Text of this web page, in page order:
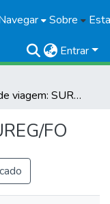
Sobre
Entrar
Relatório de viagem: SUREG/FO
FO